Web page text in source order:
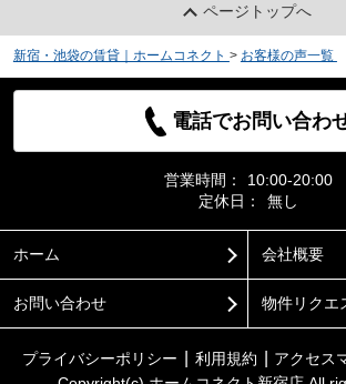
ページトップへ
新宿・池袋の賃貸｜ホームコネクト > お客様の声一覧
電話でお問い合わ
営業時間：
10:00-20:00
定休日：
無し
ホーム 会社概要
お問い合わせ 物件リクエ
プライバシーポリシー 利用規約 アクセス